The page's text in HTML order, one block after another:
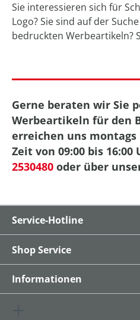
Sie interessieren sich für
Logo? Sie sind auf der
bedruckten Werbeartikeln?
Gerne beraten wir Sie
Werbeartikeln für den
erreichen uns
Zeit von 09:00 bis
2530480 oder über
Service-Hotline
Shop Service
Informationen